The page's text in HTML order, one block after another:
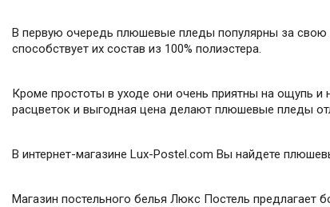
В первую очередь плюшевые пледы популярны за свою
способствует их состав из 100% полиэстера.
Кроме простоты в уходе они очень приятны на ощупь
расцветок и выгодная цена делают плюшевые пледы
В интернет-магазине Lux-Postel.com Вы найдете
Магазин постельного белья Люкс Постель предлагает